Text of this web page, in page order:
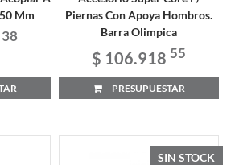
Mm
38
Piernas Con Apoya Hombros.
Barra Olimpica
$ 106.918 55
PRESUPUESTAR
SIN STOCK